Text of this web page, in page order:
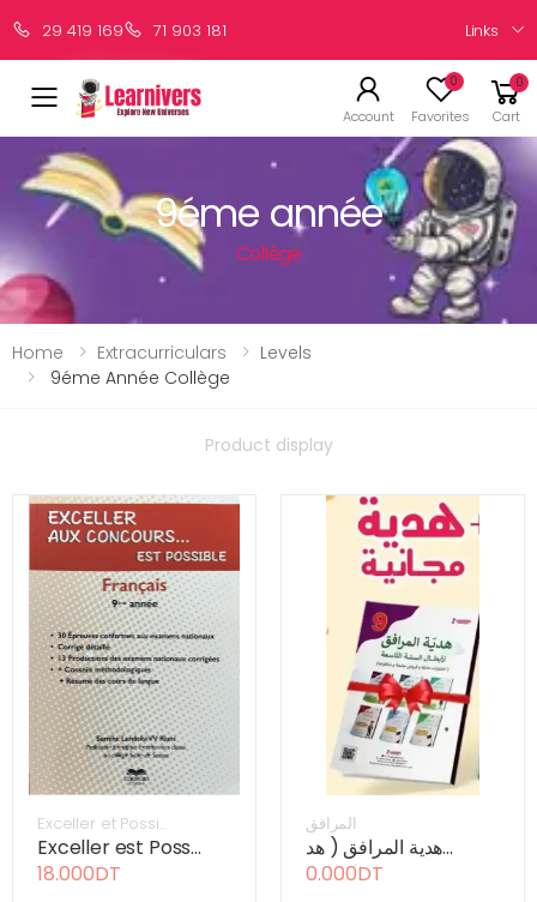
29 419 169 71 903 181 Links
Account
0
Favorites
0
Cart
9éme année
Collège
Home Extracurriculars
Levels
9éme Année Collège
Product display
Exceller et Possi...
Exceller est Poss...
18.000DT
المرافق
هدية المرافق ( هد...
0.000DT